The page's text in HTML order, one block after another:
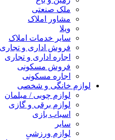
ملک صنعتی
مشاور املاک
ویلا
سایر خدمات املاک
فروش اداری و تجاری
اجاره اداری و تجاری
فروش مسکونی
اجاره مسکونی
لوازم خانگی و شخصی
لوازم چوبی / مبلمان
لوازم برقی و گازی
اسباب بازی
سایر
لوازم ورزشی